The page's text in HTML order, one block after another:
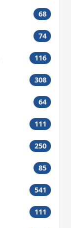
68
74
116
308
64
111
250
85
541
111